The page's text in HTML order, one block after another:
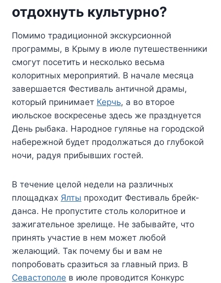
отдохнуть культурно?
Помимо традиционной экскурсионной
программы, в Крыму в июле путешественники
смогут посетить и несколько весьма
колоритных мероприятий. В начале месяца
завершается Фестиваль античной драмы,
который принимает Керчь, а во второе
июльское воскресенье здесь же празднуется
День рыбака. Народное гулянье на городской
набережной будет продолжаться до глубокой
ночи, радуя прибывших гостей.
В течение целой недели на различных
площадках Ялты проходит Фестиваль брейк-
данса. Не пропустите столь колоритное и
зажигательное зрелище. Не забывайте, что
принять участие в нем может любой
желающий. Так почему бы и вам не
попробовать сразиться за главный приз. В
Севастополе в июле проводится Конкурс